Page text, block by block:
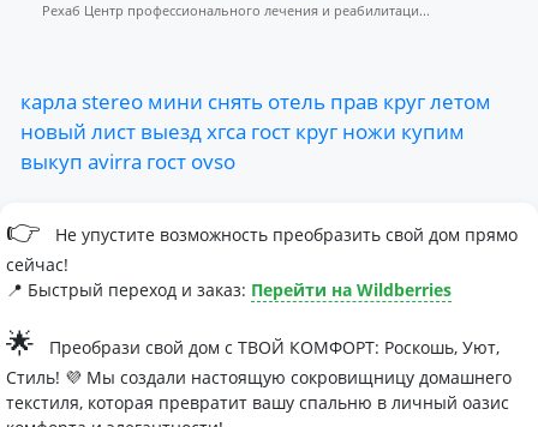
Рехаб Центр профессионального лечения и реабилитаци...
карла stereo мини снять отель прав круглетом
новый лист выездхгса гост круг ножи купим
выкуп avirra гост ovso
👉
Не упустите возможность преобразить свой дом прямо
сейчас!
📍 Быстрый переход и заказ: Перейти на Wildberries
🌟
Преобрази свой дом с ТВОЙ КОМФОРТ: Роскошь, Уют,
Стиль! 💜 Мы создали настоящую сокровищницу домашнего
текстиля, которая превратит вашу спальню в личный оазис